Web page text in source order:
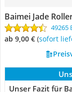
Baimei Jade
49265
ab 9,00 € ( Sofort
Unser Fazit für